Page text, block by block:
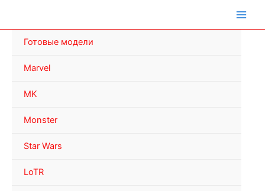
Готовые модели
Marvel
MK
Monster
Star Wars
LoTR